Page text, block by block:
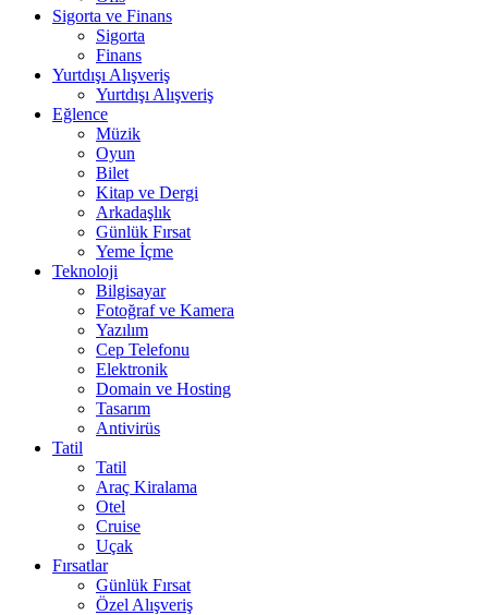
Sigorta ve Finans
Sigorta
Finans
Yurtdışı Alışveriş
Yurtdışı Alışveriş
Eğlence
Müzik
Oyun
Bilet
Kitap ve Dergi
Arkadaşlık
Günlük Fırsat
Yeme İçme
Teknoloji
Bilgisayar
Fotoğraf ve Kamera
Yazılım
Cep Telefonu
Elektronik
Domain ve Hosting
Tasarım
Antivirüs
Tatil
Tatil
Araç Kiralama
Otel
Cruise
Uçak
Fırsatlar
Günlük Fırsat
Özel Alışveriş